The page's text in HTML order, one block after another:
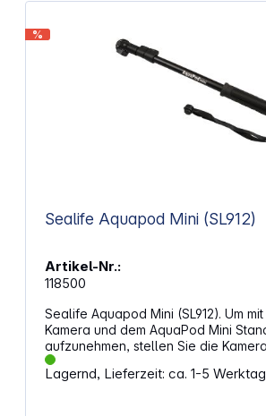
%
Sealife Aquapod Mini (SL912)
Artikel-Nr.:
118500
Sealife Aquapod Mini (SL912). Um
Kamera und dem AquaPod Mini
aufzunehmen, stellen Sie die
den „SPY“-Modus ein, damit sie
bestimmten Zeitabständen
Lagernd, Lieferzeit: ca. 1-5